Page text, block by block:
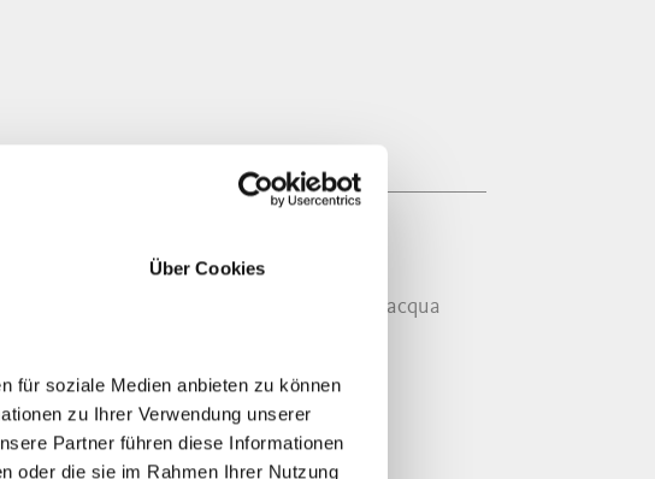
Über Cookies
für soziale Medien anbieten zu können
zu Ihrer Verwendung unserer
Partner führen diese Informationen
oder die sie im Rahmen Ihrer Nutzung
AM ORT
possibile riempire la propria borraccia di acqua